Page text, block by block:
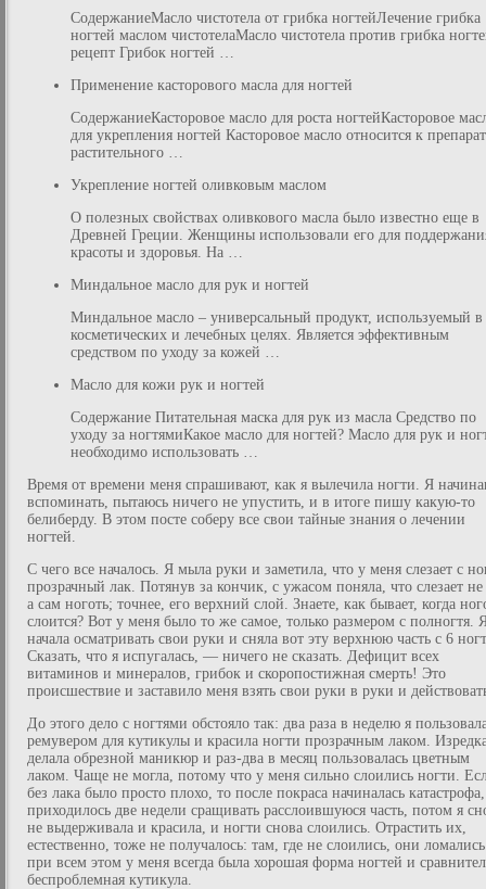
СодержаниеМасло чистотела от грибка ногтейЛечение грибка
ногтей маслом чистотелаМасло чистотела против грибка
рецепт Грибок ногтей …
Применение касторового масла для ногтей
СодержаниеКасторовое масло для роста ногтейКасторовое
для укрепления ногтей Касторовое масло относится к
растительного …
Укрепление ногтей оливковым маслом
О полезных свойствах оливкового масла было известно еще в
Древней Греции. Женщины использовали его для
красоты и здоровья. На …
Миндальное масло для рук и ногтей
Миндальное масло – универсальный продукт, используемый в
косметических и лечебных целях. Является эффективным
средством по уходу за кожей …
Масло для кожи рук и ногтей
Содержание Питательная маска для рук из масла Средство по
уходу за ногтямиКакое масло для ногтей? Масло для рук и
необходимо использовать …
Время от времени меня спрашивают, как я вылечила ногти. Я
вспоминать, пытаюсь ничего не упустить, и в итоге пишу какую-то
белиберду. В этом посте соберу все свои тайные знания о лечении
ногтей.
С чего все началось. Я мыла руки и заметила, что у меня слезает с
прозрачный лак. Потянув за кончик, с ужасом поняла, что слезает не
а сам ноготь; точнее, его верхний слой. Знаете, как бывает, когда
слоится? Вот у меня было то же самое, только размером с полногтя.
начала осматривать свои руки и сняла вот эту верхнюю часть с 6
Сказать, что я испугалась, — ничего не сказать. Дефицит всех
витаминов и минералов, грибок и скоропостижная смерть! Это
происшествие и заставило меня взять свои руки в руки и
До этого дело с ногтями обстояло так: два раза в неделю я
ремувером для кутикулы и красила ногти прозрачным лаком.
делала обрезной маникюр и раз-два в месяц пользовалась цветным
лаком. Чаще не могла, потому что у меня сильно слоились ногти.
без лака было просто плохо, то после покраса начиналась
приходилось две недели сращивать расслоившуюся часть, потом я
не выдерживала и красила, и ногти снова слоились. Отрастить их,
естественно, тоже не получалось: там, где не слоились, они
при всем этом у меня всегда была хорошая форма ногтей и
беспроблемная кутикула.